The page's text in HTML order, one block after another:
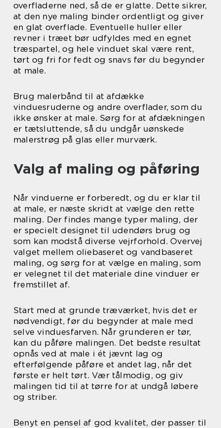
overfladerne ned, så de er glatte. Dette sikrer,
at den nye maling binder ordentligt og giver
en glat overflade. Eventuelle huller eller
revner i træet bør udfyldes med en egnet
træspartel, og hele vinduet skal være rent,
tørt og fri for fedt og snavs før du begynder
at male.
Brug malerbånd til at afdække
vinduesruderne og andre overflader, som du
ikke ønsker at male. Sørg for at afdækningen
er tætsluttende, så du undgår uønskede
malerstrøg på glas eller murværk.
Valg af maling og påføring
Når vinduerne er forberedt, og du er klar til
at male, er næste skridt at vælge den rette
maling. Der findes mange typer maling, der
er specielt designet til udendørs brug og
som kan modstå diverse vejrforhold. Overvej
valget mellem oliebaseret og vandbaseret
maling, og sørg for at vælge en maling, som
er velegnet til det materiale dine vinduer er
fremstillet af.
Start med at grunde træværket, hvis det er
nødvendigt, før du begynder at male med
selve vinduesfarven. Når grunderen er tør,
kan du påføre malingen. Det bedste resultat
opnås ved at male i ét jævnt lag og
efterfølgende påføre et andet lag, når det
første er helt tørt. Vær tålmodig, og giv
malingen tid til at tørre for at undgå løbere
og striber.
Benyt en pensel af god kvalitet, der passer til